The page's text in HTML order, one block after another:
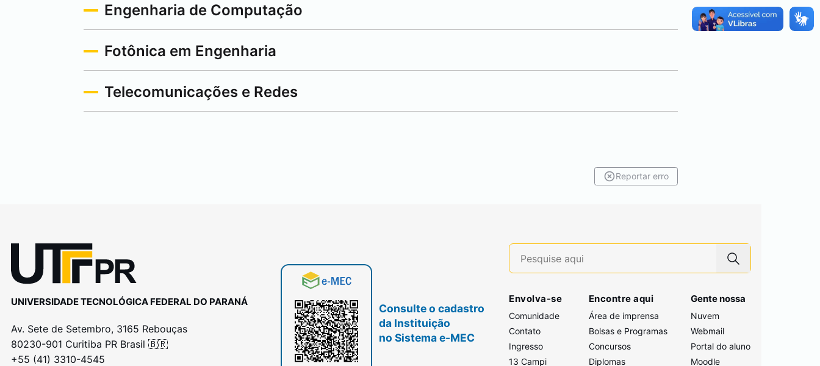
Engenharia de Computação
Fotônica em Engenharia
Telecomunicações e Redes
Reportar erro
UNIVERSIDADE TECNOLÓGICA FEDERAL DO PARANÁ
Av. Sete de Setembro, 3165 Rebouças
80230-901 Curitiba PR Brasil 🇧🇷
+55 (41) 3310-4545
Consulte o cadastro
da Instituição
no Sistema e-MEC
Envolva-se
Comunidade
Contato
Ingresso
13 Campi
Encontre aqui
Área de imprensa
Bolsas e Programas
Concursos
Diplomas
Gente nossa
Nuvem
Webmail
Portal do aluno
Moodle